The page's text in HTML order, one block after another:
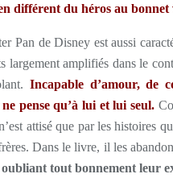
différent du héros au
Pan de Disney est aussi
largement amplifiés dans le
Incapable d’amour, de
pense qu’à lui et lui seul.
attisé que par les histoires
Dans le livre, il les
oubliant tout bonnement leur